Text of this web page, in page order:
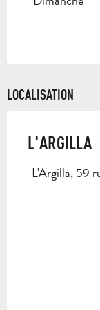
LOCALISATION
L'ARGILLA
L'Argilla, 59